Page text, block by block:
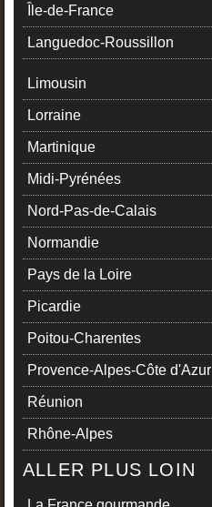
Île-de-France
Languedoc-Roussillon
Limousin
Lorraine
Martinique
Midi-Pyrénées
Nord-Pas-de-Calais
Normandie
Pays de la Loire
Picardie
Poitou-Charentes
Provence-Alpes-Côte d'Azur
Réunion
Rhône-Alpes
ALLER PLUS LOIN